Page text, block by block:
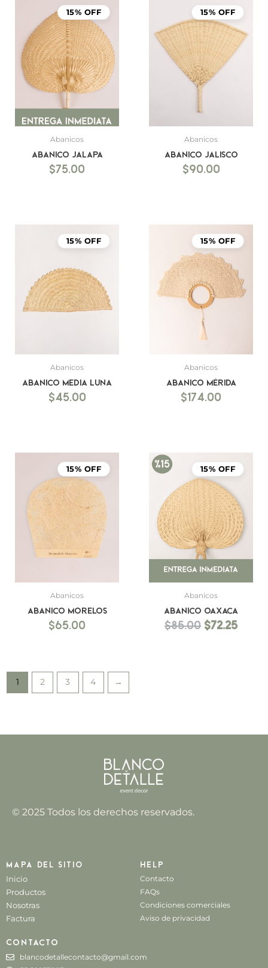
15% OFF
Abanicos
Abanico Jalapa
$75.00
15% OFF
Abanicos
Abanico Jalisco
$90.00
15% OFF
Abanicos
Abanico Media luna
$45.00
15% OFF
Abanicos
Abanico Mérida
$174.00
15% OFF
Abanicos
Abanico Morelos
$65.00
15% OFF
Abanicos
Abanico Oaxaca
$85.00
precio
original
era:
$85.00.
$72.25
El
es:
1 2 3 4 →
© 2025 Todos los derechos reservados.
Mapa del sitio
Inicio
Productos
Nosotras
Factura
Help
Contacto
FAQs
Condiciones comerciales
Aviso de privacidad
Contacto
blancodetallecontacto@gmail.com